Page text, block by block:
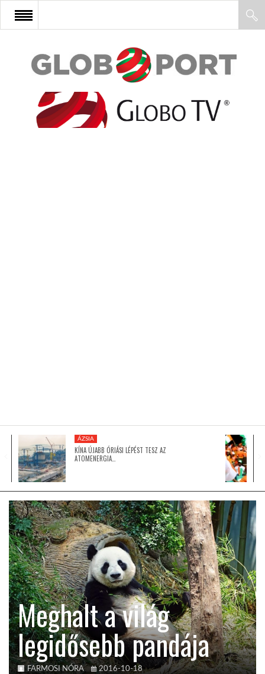
FŐOLDAL
AFRIKA
GLOBOTV BP
HÍR3D
TROPICALMAGAZIN
GLOBOTV
AFRIKA TUDÁSTÁR
A NAP SZÉPE
ÁZSIA
KÍNA ÚJABB ÓRIÁSI LÉPÉST TESZ AZ
ATOMENERGIA…
Meghalt a világ
legidősebb pandája
FARMOSI NÓRA 2016-10-18